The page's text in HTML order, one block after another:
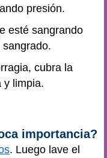
presión.
esté sangrando
cubra la
y limpia.
importancia?
. Luego lave el